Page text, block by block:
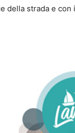
della strada e